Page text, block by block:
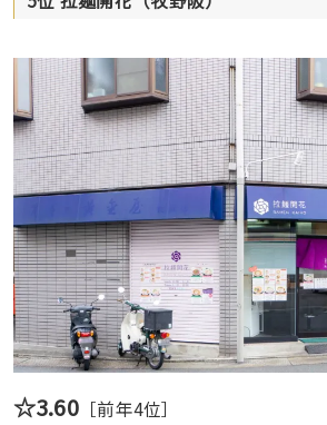
☆3.60 ［前年4位］